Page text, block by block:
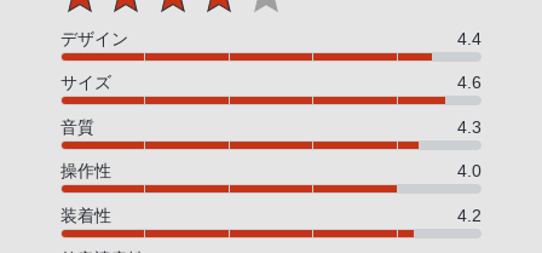
デザイン 4.4
サイズ 4.6
音質 4.3
操作性 4.0
装着性 4.2